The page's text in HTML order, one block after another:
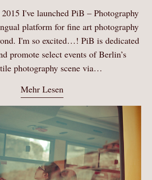
I've launched PiB – Photography
platform for fine art photography
I'm so excited…! PiB is dedicated
promote select events of Berlin’s
photography scene via…
Mehr Lesen